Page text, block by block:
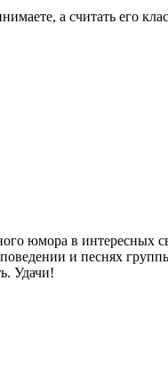
а считать его
юмора в интересных
поведении и песнях
Удачи!